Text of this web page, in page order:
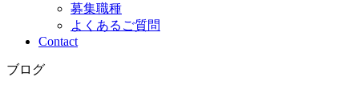
募集職種
よくあるご質問
Contact
ブログ